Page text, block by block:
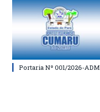
Portaria Nº 001/2026-ADM